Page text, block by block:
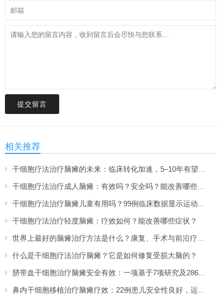
提交留言
相关推荐
干细胞疗法治疗轻度脑瘫：疗效如何？能改善哪些症状？
什么是干细胞疗法治疗脑瘫？它是如何修复受损大脑的？